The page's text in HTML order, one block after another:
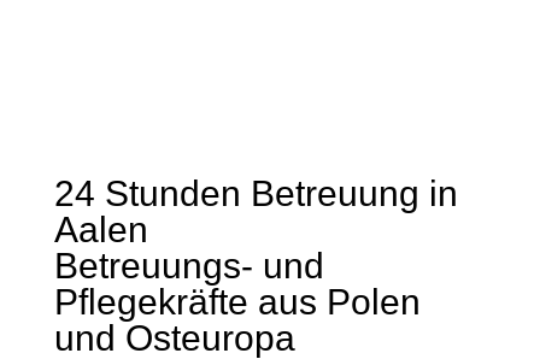
24 Stunden Betreuung in
Aalen
Betreuungs- und
Pflegekräfte aus Polen
und Osteuropa